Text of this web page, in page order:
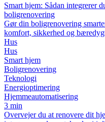
Smart hjem: Sådan integrerer
boligrenovering
Gør din boligrenovering
komfort, sikkerhed og
Hus
Hus
Smart hjem
Boligrenovering
Teknologi
Energioptimering
Hjemmeautomatisering
3 min
Overvejer du at renovere dit